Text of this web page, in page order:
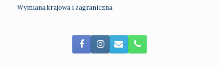
Wymiana krajowa i zagraniczna